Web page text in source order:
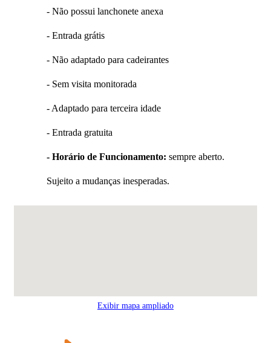
- Não possui lanchonete anexa
- Entrada grátis
- Não adaptado para cadeirantes
- Sem visita monitorada
- Adaptado para terceira idade
- Entrada gratuita
- Horário de Funcionamento: sempre aberto.
Sujeito a mudanças inesperadas.
Exibir mapa ampliado